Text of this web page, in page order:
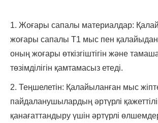
1. Жоғары сапалы материалдар:
жоғары сапалы T1 мыс пен қалайыдан
оның жоғары өткізгіштігін және
төзімділігін қамтамасыз етеді.
2. Теңшелетін: Қалайыланған мыс
пайдаланушылардың әртүрлі
қанағаттандыру үшін әртүрлі